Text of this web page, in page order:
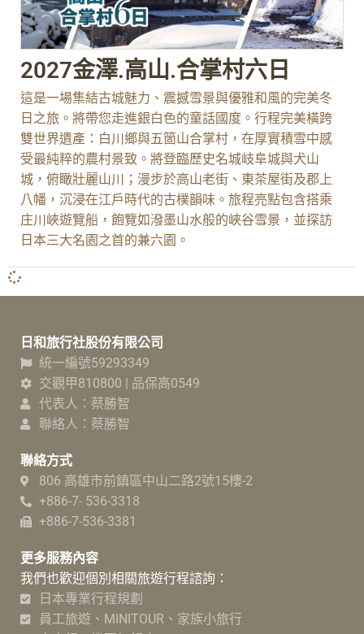
2027金澤.高山.合掌村六日
這是一場集結古城魅力、震撼雪景與優雅和風的完美冬
日之旅。將帶您走進銀白色的童話國度。行程完美橫跨
雙世界遺產：白川鄉與五箇山合掌村，在厚實積雪中感
受最純粹的農村景致。將登臨歷史名城岐阜城與犬山
城，俯瞰壯麗山川；漫步於高山老街、東茶屋街及郡上
八幡，沉浸在江戶時代的古樸韻味。旅程亮點包含搭乘
庄川峽遊覽船，飽覽如潑墨山水般的峽谷雪景，並探訪
日本三大名園之首的兼六園。
日和旅行社股份有限公司
統一編號59293349
交觀甲810800 | 品保高0549
代表人：蔡勝智
聯絡人：蔡勝智
聯絡方式
806 高雄市前鎮區中山二路2號15樓-2
+886-7- 536-3318
+886-7-536-3381
更多服務內容
我們也歡迎個別相關旅遊行程諮詢：
日本專業行程規劃
員工旅遊、MINITOUR、家族小旅行